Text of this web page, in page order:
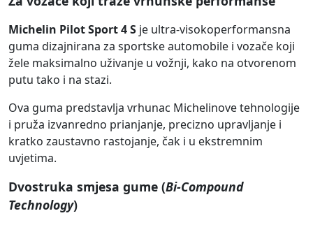
Michelin Pilot Sport 4 S je ultra-visokoperformansna
guma dizajnirana za sportske automobile i vozače koji
žele maksimalno uživanje u vožnji, kako na otvorenom
putu tako i na stazi.
Ova guma predstavlja vrhunac Michelinove tehnologije
i pruža izvanredno prianjanje, precizno upravljanje i
kratko zaustavno rastojanje, čak i u ekstremnim
uvjetima.
Dvostruka smjesa gume (Bi-Compound
Technology)